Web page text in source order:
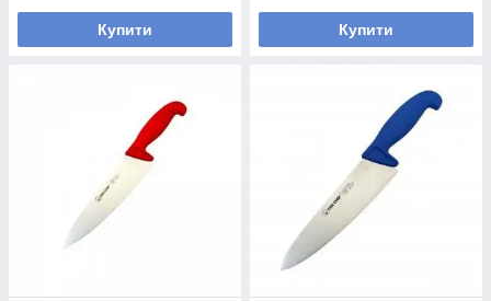
Купити Купити